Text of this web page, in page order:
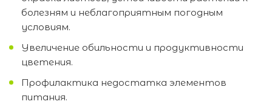
болезням и неблагоприятным погодным
условиям.
Увеличение обильности и продуктивности
цветения.
Профилактика недостатка элементов
питания.